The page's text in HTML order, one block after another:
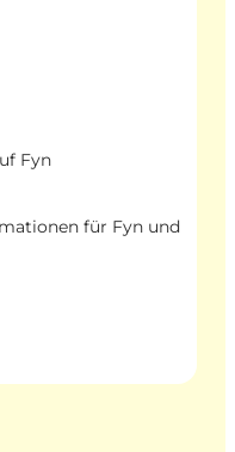
Fyn
für Fyn und